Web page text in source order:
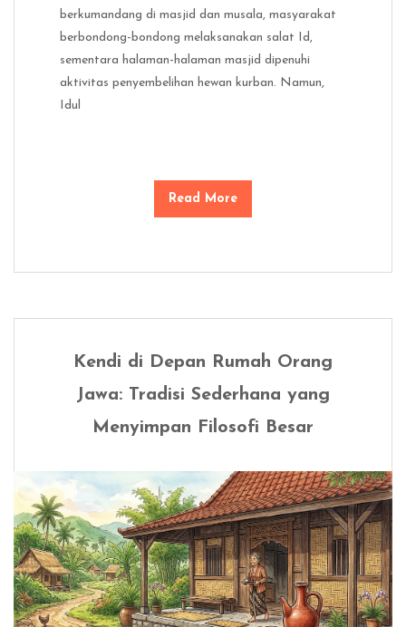
berkumandang di masjid dan musala, masyarakat
berbondong-bondong melaksanakan salat Id,
sementara halaman-halaman masjid dipenuhi
aktivitas penyembelihan hewan kurban. Namun,
Idul
Read More
Kendi di Depan Rumah Orang
Jawa: Tradisi Sederhana yang
Menyimpan Filosofi Besar